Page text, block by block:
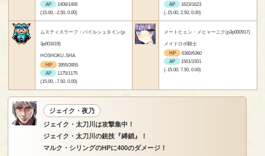
AP
1406/1406
(15.00, -2.50, 0.00)
AP
1623/1623
(-15.00, 2.50, 0.00)
ムスティスラーフ・バイルシュタイン(p
3p001619)
HOSHOKU-SHA
HP
3955/3955
AP
1175/1175
(15.00, -7.50, 0.00)
メートヒェン・メヒャーニク(p3p000917)
メイドロボ騎士
HP
6360/6360
AP
1501/1501
(-15.00, 7.50, 0.00)
ジェイク・夜乃
ジェイク・太刀川は攻撃集中！
ジェイク・太刀川の銃技『縛鎖』！
マルク・シリングのHPに400のダメージ！